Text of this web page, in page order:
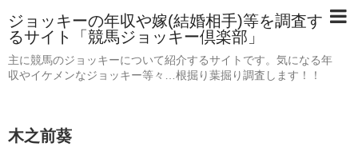
ジョッキーの年収や嫁(結婚相手)等を調査す
るサイト「競馬ジョッキー倶楽部」
主に競馬のジョッキーについて紹介するサイトです。気になる年
収やイケメンなジョッキー等々…根掘り葉掘り調査します！！
木之前葵